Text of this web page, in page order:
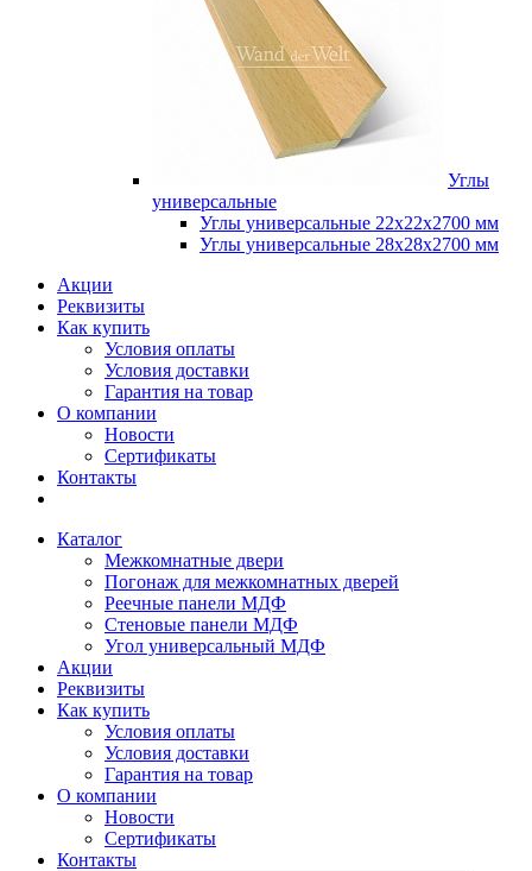
Углы
универсальные
Углы универсальные 22х22х2700 мм
Углы универсальные 28х28х2700 мм
Акции
Реквизиты
Как купить
Условия оплаты
Условия доставки
Гарантия на товар
О компании
Новости
Сертификаты
Контакты
Каталог
Межкомнатные двери
Погонаж для межкомнатных дверей
Реечные панели МДФ
Стеновые панели МДФ
Угол универсальный МДФ
Акции
Реквизиты
Как купить
Условия оплаты
Условия доставки
Гарантия на товар
О компании
Новости
Сертификаты
Контакты